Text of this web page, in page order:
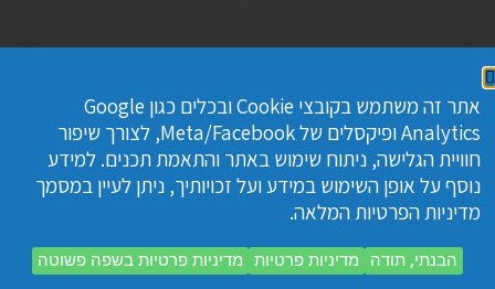
אתר זה משתמש בקובצי Cookie ובכלים כגון Google
Analytics ופיקסלים של Meta/Facebook, לצורך שיפור
חוויית הגלישה, ניתוח שימוש באתר והתאמת תכנים. למידע
נוסף על אופן השימוש במידע ועל זכויותיך, ניתן לעיין במסמך
מדיניות הפרטיות המלאה.
הבנתי, תודה מדיניות פרטיות מדיניות פרטיות בשפה פשוטה